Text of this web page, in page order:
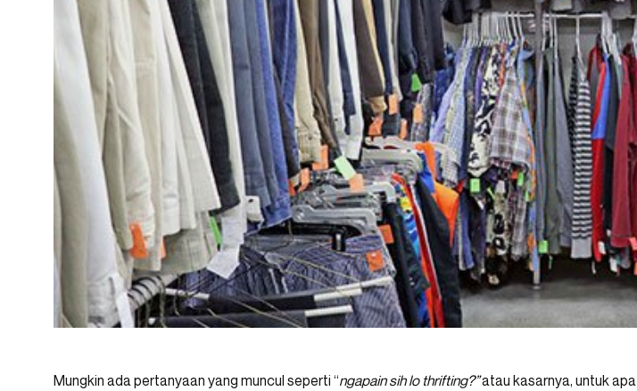
Mungkin ada pertanyaan yang muncul seperti “ngapain sih lo thrifting?”atau kasarnya, untuk apa